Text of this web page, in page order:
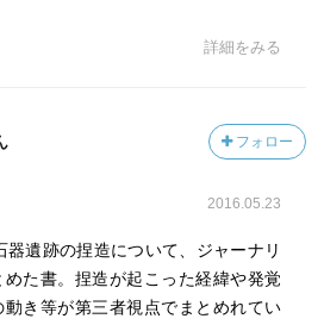
詳細をみる
フォロー
2016.05.23
器遺跡の捏造について、ジャーナリ
た書。捏造が起こった経緯や発覚
動き等が第三者視点でまとめれてい